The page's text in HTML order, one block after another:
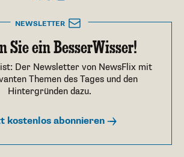
NEWSLETTER
Sie ein BesserWisser!
Der Newsletter von NewsFlix mit
Themen des Tages und den
Hintergründen dazu.
kostenlos abonnieren